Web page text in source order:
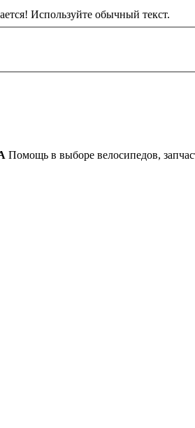
Используйте обычный текст.
Помощь в выборе велосипедов,